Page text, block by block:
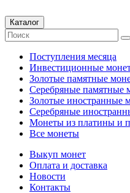
Каталог
Поступления месяца
Инвестиционные
Золотые памятные
Серебряные
Золотые иностранные
Серебряные
Монеты из платины и
Все монеты
Выкуп монет
Оплата и доставка
Новости
Контакты